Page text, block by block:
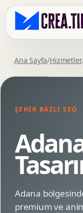
Ana Sayfa/Hizmetler
ŞEHIR BAZLI SEO
Adana
premium ve